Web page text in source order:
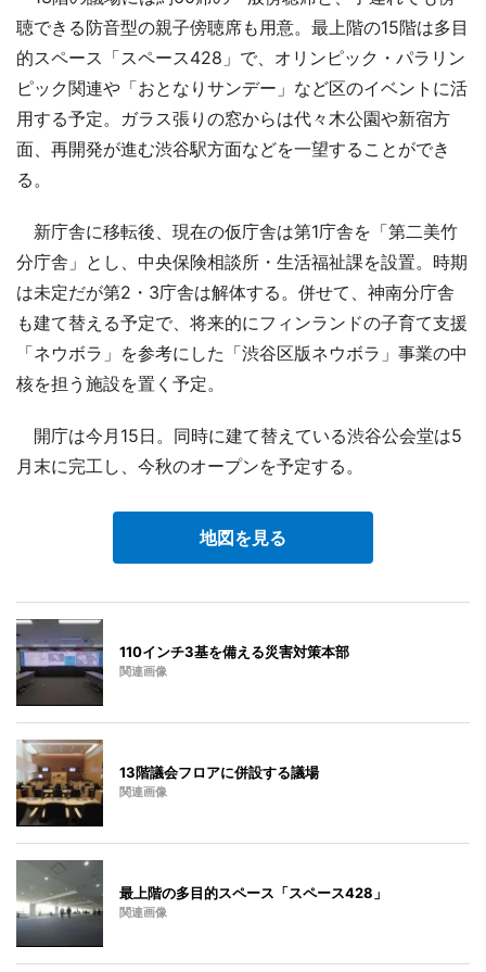
聴できる防音型の親子傍聴席も用意。最上階の15階は多目
的スペース「スペース428」で、オリンピック・パラリン
ピック関連や「おとなりサンデー」など区のイベントに活
用する予定。ガラス張りの窓からは代々木公園や新宿方
面、再開発が進む渋谷駅方面などを一望することができ
る。
新庁舎に移転後、現在の仮庁舎は第1庁舎を「第二美竹
分庁舎」とし、中央保険相談所・生活福祉課を設置。時期
は未定だが第2・3庁舎は解体する。併せて、神南分庁舎
も建て替える予定で、将来的にフィンランドの子育て支援
「ネウボラ」を参考にした「渋谷区版ネウボラ」事業の中
核を担う施設を置く予定。
開庁は今月15日。同時に建て替えている渋谷公会堂は5
月末に完工し、今秋のオープンを予定する。
地図を見る
110インチ3基を備える災害対策本部
関連画像
13階議会フロアに併設する議場
関連画像
最上階の多目的スペース「スペース428」
関連画像